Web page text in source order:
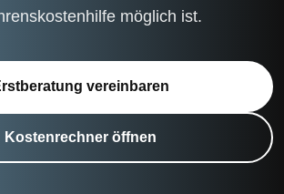
möglich ist.
vereinbaren
Kostenrechner öffnen